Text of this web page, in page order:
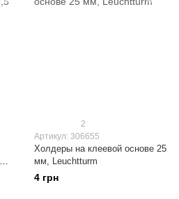
2
Артикул: 306655
Холдеры на клеевой основе 25
мм, Leuchtturm
4 грн